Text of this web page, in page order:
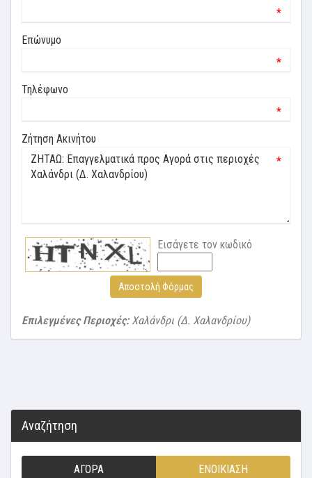
*
Επώνυμο
*
Τηλέφωνο
*
Ζήτηση Ακινήτου
*
Εισάγετε τον κωδικό
Αποστολή Φόρμας
Επιλεγμένες Περιοχές:Χαλάνδρι (Δ. Χαλανδρίου)
Αναζήτηση
ΑΓΟΡΆ ΕΝΟΙΚΊΑΣΗ